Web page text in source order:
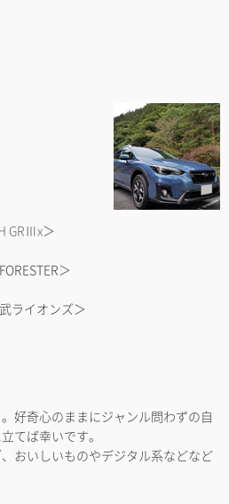
GRⅢx＞
＞
ライオンズ＞
好奇心のままにジャンル問わずの自
てば幸いです。
おいしいものやデジタル系などなど